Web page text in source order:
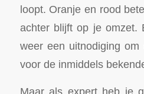
loopt. Oranje en rood
achter blijft op je omzet.
weer een uitnodiging
voor de inmiddels